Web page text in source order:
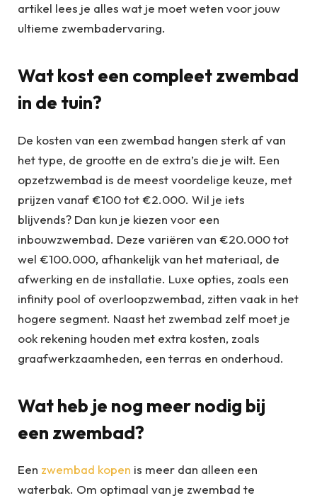
artikel lees je alles wat je moet weten voor jouw
ultieme zwembadervaring.
Wat kost een compleet zwembad
in de tuin?
De kosten van een zwembad hangen sterk af van
het type, de grootte en de extra’s die je wilt. Een
opzetzwembad is de meest voordelige keuze, met
prijzen vanaf €100 tot €2.000. Wil je iets
blijvends? Dan kun je kiezen voor een
inbouwzwembad. Deze variëren van €20.000 tot
wel €100.000, afhankelijk van het materiaal, de
afwerking en de installatie. Luxe opties, zoals een
infinity pool of overloopzwembad, zitten vaak in het
hogere segment. Naast het zwembad zelf moet je
ook rekening houden met extra kosten, zoals
graafwerkzaamheden, een terras en onderhoud.
Wat heb je nog meer nodig bij
een zwembad?
Een zwembad kopen is meer dan alleen een
waterbak. Om optimaal van je zwembad te